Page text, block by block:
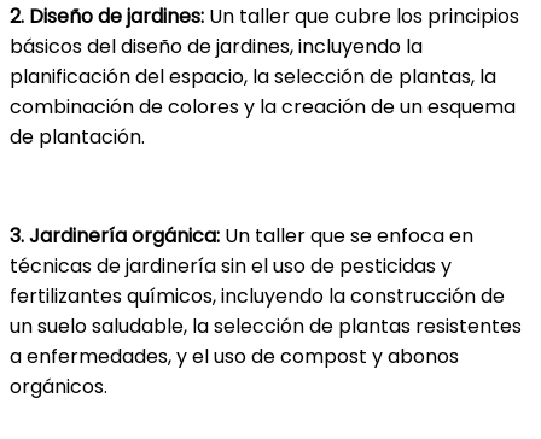
2. Diseño de jardines: Un taller que cubre los principios
básicos del diseño de jardines, incluyendo la
planificación del espacio, la selección de plantas, la
combinación de colores y la creación de un esquema
de plantación.
3. Jardinería orgánica: Un taller que se enfoca en
técnicas de jardinería sin el uso de pesticidas y
fertilizantes químicos, incluyendo la construcción de
un suelo saludable, la selección de plantas resistentes
a enfermedades, y el uso de compost y abonos
orgánicos.